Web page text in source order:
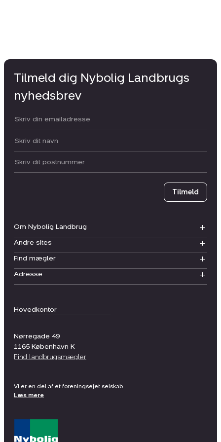
Hovedkontor
Nørregade 49
1165 København K
Find landbrugsmægler
Om Nybolig Landbrug
Andre sites
Find mægler
Adresse
Tilmeld dig Nybolig Landbrugs
nyhedsbrev
Din email:
Dit navn:
Postnummer
Tilmeld
Vi er en del af et foreningsejet selskab
Læs mere